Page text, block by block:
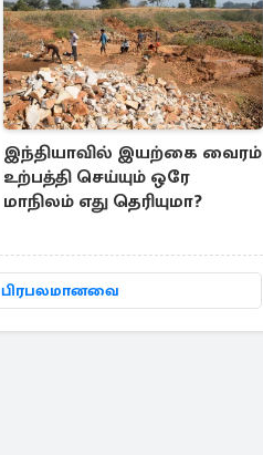
இந்தியாவில் இயற்கை வைரம்
உற்பத்தி செய்யும் ஒரே
மாநிலம் எது தெரியுமா?
பிரபலமானவை